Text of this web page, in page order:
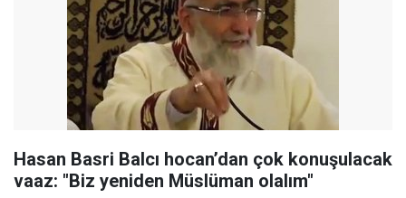
Hasan Basri Balcı hocan’dan çok konuşulacak
vaaz: "Biz yeniden Müslüman olalım"